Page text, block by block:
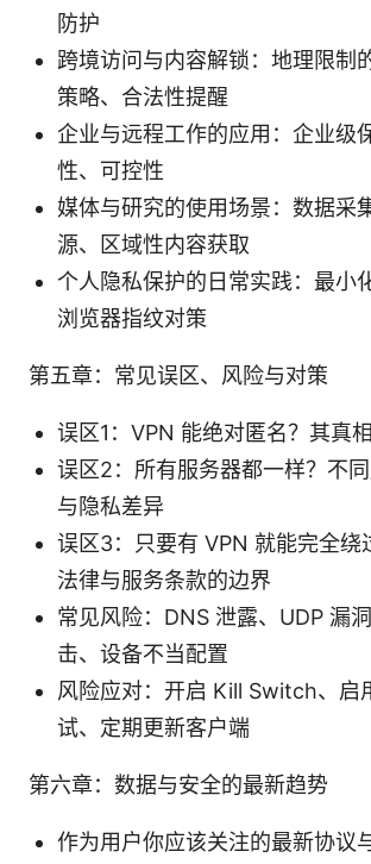
防护
跨境访问与内容解锁：地理限制
策略、合法性提醒
企业与远程工作的应用：企业级
性、可控性
媒体与研究的使用场景：数据采
源、区域性内容获取
个人隐私保护的日常实践：最小
浏览器指纹对策
第五章：常见误区、风险与对策
误区1：VPN 能绝对匿名？其真
误区2：所有服务器都一样？不
与隐私差异
误区3：只要有 VPN 就能完全绕
法律与服务条款的边界
常见风险：DNS 泄露、UDP 漏
击、设备不当配置
风险应对：开启 Kill Switch、启
试、定期更新客户端
第六章：数据与安全的最新趋势
作为用户你应该关注的最新协议